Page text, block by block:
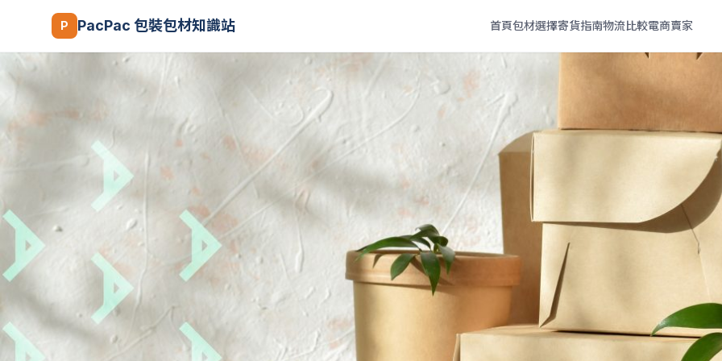
P PacPac 包裝包材知識站 首頁包材選擇寄貨指南物流比較電商賣家